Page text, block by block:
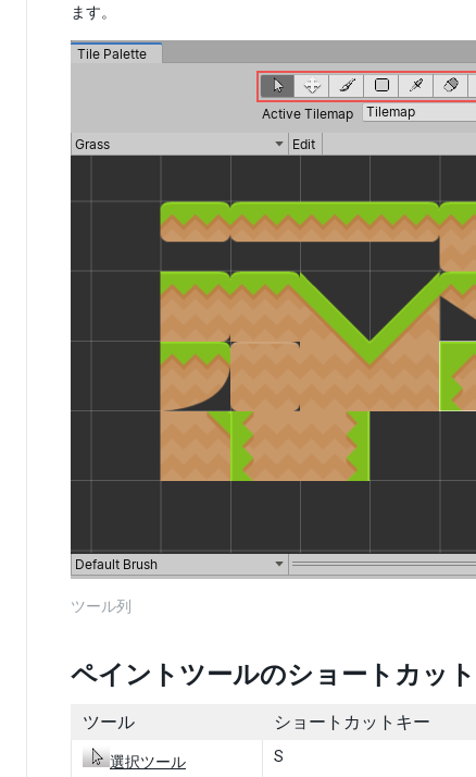
ます。
ツール列
ペイントツールのショートカット
ツール ショートカットキー
選択ツール S